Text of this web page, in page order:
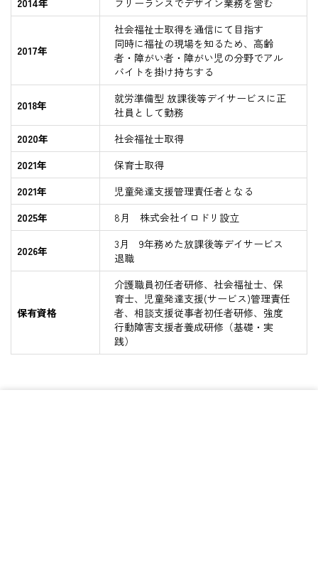
2014年
フリーランスでデザイン業務を営む
2017年
社会福祉士取得を通信にて目指す
同時に福祉の現場を知るため、高齢
者・障がい者・障がい児の分野でアル
バイトを掛け持ちする
2018年
就労準備型 放課後等デイサービスに正
社員として勤務
2020年
社会福祉士取得
2021年
保育士取得
2021年
児童発達支援管理責任者となる
2025年
8月　株式会社イロドリ設立
2026年
3月　9年務めた放課後等デイサービス
退職
保有資格
介護職員初任者研修、社会福祉士、保
育士、児童発達支援(サービス)管理責任
者、相談支援従事者初任者研修、強度
行動障害支援者養成研修（基礎・実
践）